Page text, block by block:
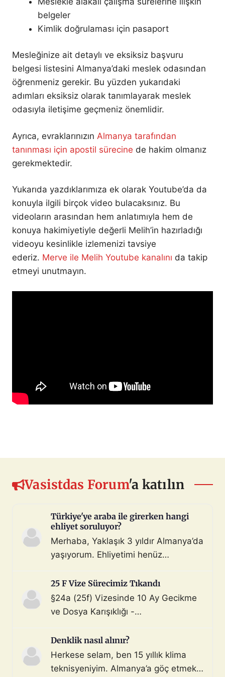
belgeler
Kimlik doğrulaması için pasaport
Mesleğinize ait detaylı ve eksiksiz başvuru
belgesi listesini Almanya’daki meslek odasından
öğrenmeniz gerekir. Bu yüzden yukarıdaki
adımları eksiksiz olarak tanımlayarak meslek
odasıyla iletişime geçmeniz önemlidir.
Ayrıca, evraklarınızın Almanya tarafından
tanınması için apostil sürecine de hakim olmanız
gerekmektedir.
Yukarıda yazdıklarımıza ek olarak Youtube’da da
konuyla ilgili birçok video bulacaksınız. Bu
videoların arasından hem anlatımıyla hem de
konuya hakimiyetiyle değerli Melih’in hazırladığı
videoyu kesinlikle izlemenizi tavsiye
ederiz. Merve ile Melih Youtube kanalını da takip
etmeyi unutmayın.
Vasistdas Forum'a katılın
Türkiye'ye araba ile girerken hangi
ehliyet soruluyor?
Merhaba, Yaklaşık 3 yıldır Almanya’da
yaşıyorum. Ehliyetimi henüz
çoktan halletmem gerekiyordu ama
maalesef yapmadım). Diyelim ki bir
araç satın aldım ve gerekli tüm
ehliyeti olan biri aracı kullanarak beni
Türkiye sınır […]
25 F Vize Sürecimiz Tıkandı
§24a (25f) Vizesinde 10 Ay Gecikme
ve Dosya Karışıklığı -
Merhaba, §24a BeschV (Profesyonel
Sürücü) vize sürecimizde 10 ayı
geride bıraktık ve çıkmaza girdik.
Denklik nasıl alınır?
Herkese selam, ben 15 yıllık klima
teknisyeniyim. Almanya’a göç etmek